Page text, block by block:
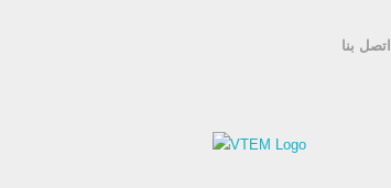
اتصل بنا